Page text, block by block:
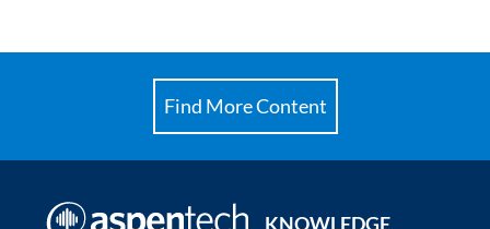
Find More Content
KNOWLEDGE